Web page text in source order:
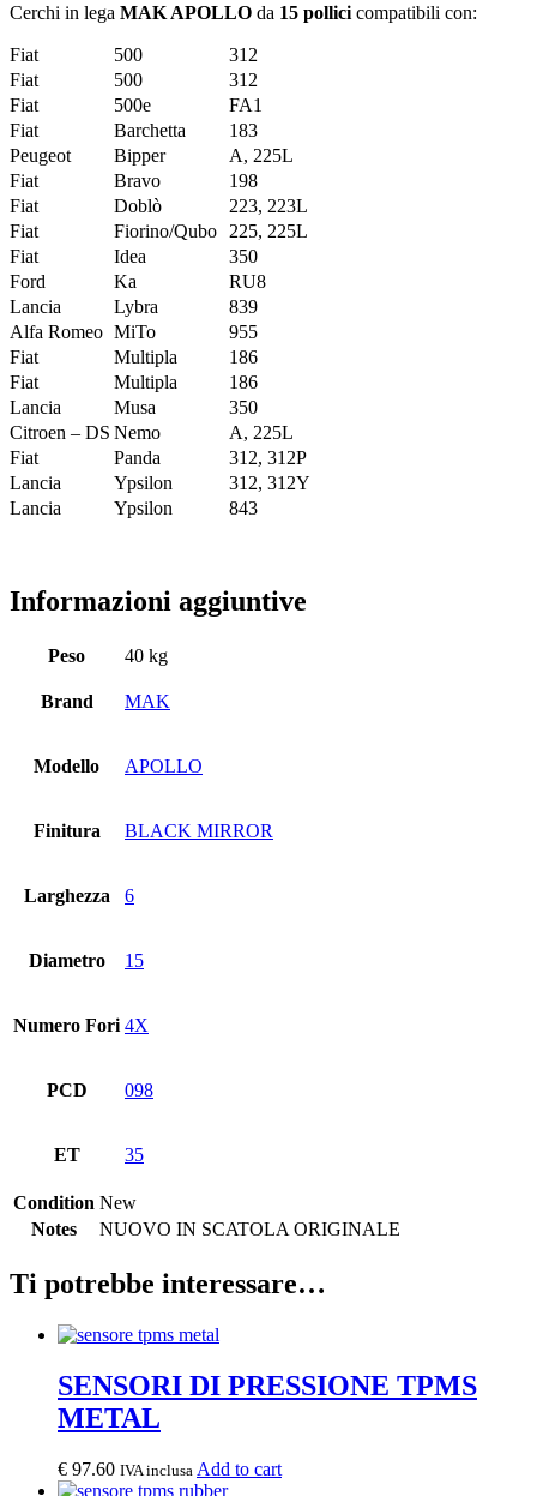
Cerchi in lega MAK APOLLO da 15 pollici compatibili con:
Fiat 500
312
Fiat
500
312
Fiat
500e
FA1
Fiat
Barchetta
183
Peugeot
Bipper
A, 225L
Fiat
Bravo
198
Fiat
Doblò
223, 223L
Fiat
Fiorino/Qubo
225, 225L
Fiat
Idea
350
Ford
Ka
RU8
Lancia
Lybra
839
Alfa Romeo MiTo
955
Fiat
Multipla
186
Fiat
Multipla
186
Lancia
Musa
350
Citroen – DS Nemo
A, 225L
Fiat
Panda
312, 312P
Lancia
Ypsilon
312, 312Y
Lancia
Ypsilon 843
Informazioni aggiuntive
Peso 40 kg
Brand MAK
Modello APOLLO
Finitura BLACK MIRROR
Larghezza 6
Diametro 15
Numero Fori 4X
PCD 098
ET 35
Condition New
Notes
NUOVO IN SCATOLA ORIGINALE
Ti potrebbe interessare…
SENSORI DI PRESSIONE TPMS
METAL
€ 97.60 IVA inclusa Add to cart